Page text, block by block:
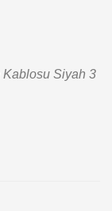
Kablosu Siyah 3